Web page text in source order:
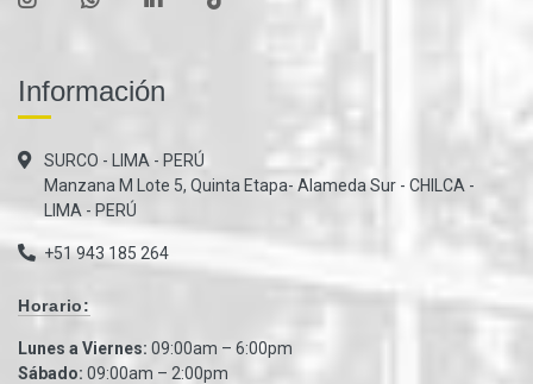
Información
SURCO - LIMA - PERÚ
Manzana M Lote 5, Quinta Etapa- Alameda Sur - CHILCA -
LIMA - PERÚ
+51 943 185 264
Horario:
Lunes a Viernes: 09:00am – 6:00pm
Sábado: 09:00am – 2:00pm